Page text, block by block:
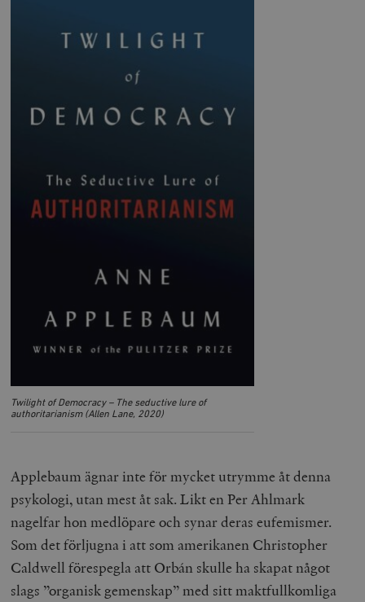
Twilight of Democracy – The seductive lure of
authoritarianism (Allen Lane, 2020)
Applebaum ägnar inte för mycket utrymme åt denna
psykologi, utan mest åt sak. Likt en Per Ahlmark
nagelfar hon medlöpare och synar deras eufemismer.
Som det förljugna i att som amerikanen Christopher
Caldwell förespegla att Orbán skulle ha skapat något
slags ”organisk gemenskap” med sitt maktfullkomliga